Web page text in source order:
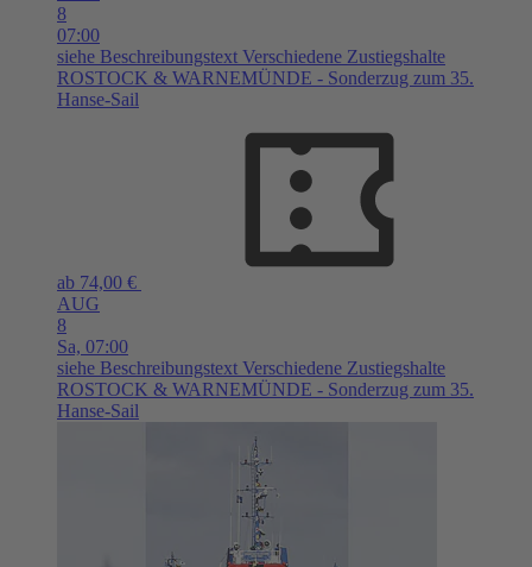
8
07:00
siehe Beschreibungstext Verschiedene Zustiegshalte
ROSTOCK & WARNEMÜNDE - Sonderzug zum 35.
Hanse-Sail
ab 74,00 €
AUG
8
Sa, 07:00
siehe Beschreibungstext Verschiedene Zustiegshalte
ROSTOCK & WARNEMÜNDE - Sonderzug zum 35.
Hanse-Sail